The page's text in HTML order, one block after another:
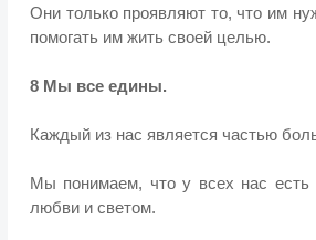
Они только проявляют то, что им
помогать им жить своей целью.
8 Мы все едины.
Каждый из нас является частью
Мы понимаем, что у всех нас есть
любви и светом.